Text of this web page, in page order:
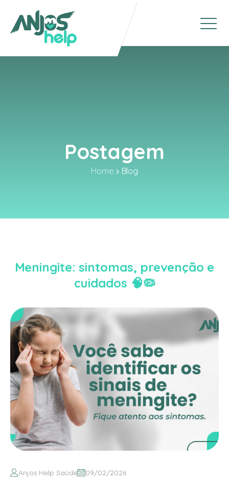
Postagem
Home Blog
Meningite: sintomas, prevenção e
cuidados 🧠🦠
Anjos Help Saúde 09/02/2026